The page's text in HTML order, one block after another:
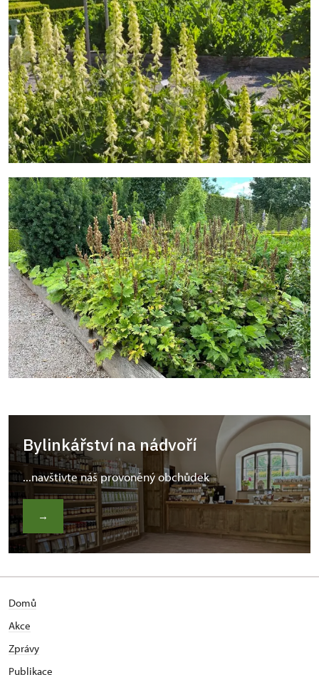
Bylinkářství na nádvoří
...navštivte náš provoněný obchůdek
→
Domů
Akce
Zprávy
Publikace